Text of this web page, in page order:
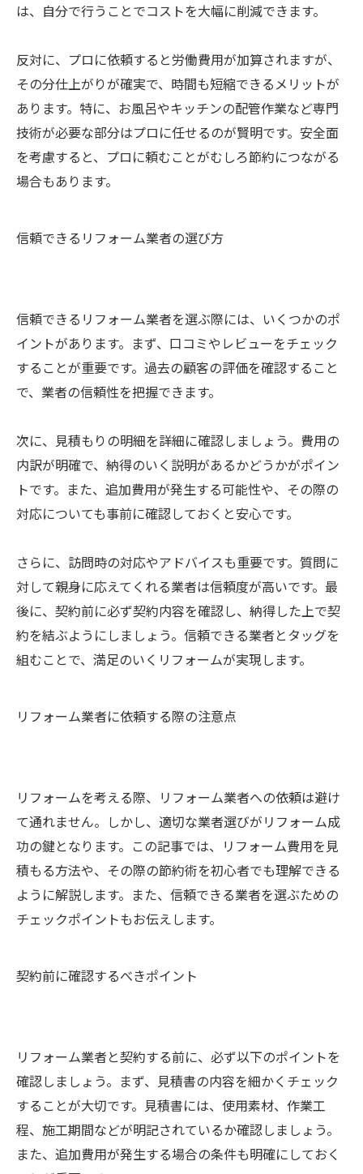
は、自分で行うことでコストを大幅に削減できます。
反対に、プロに依頼すると労働費用が加算されますが、
その分仕上がりが確実で、時間も短縮できるメリットが
あります。特に、お風呂やキッチンの配管作業など専門
技術が必要な部分はプロに任せるのが賢明です。安全面
を考慮すると、プロに頼むことがむしろ節約につながる
場合もあります。
信頼できるリフォーム業者の選び方
信頼できるリフォーム業者を選ぶ際には、いくつかのポ
イントがあります。まず、口コミやレビューをチェック
することが重要です。過去の顧客の評価を確認すること
で、業者の信頼性を把握できます。
次に、見積もりの明細を詳細に確認しましょう。費用の
内訳が明確で、納得のいく説明があるかどうかがポイン
トです。また、追加費用が発生する可能性や、その際の
対応についても事前に確認しておくと安心です。
さらに、訪問時の対応やアドバイスも重要です。質問に
対して親身に応えてくれる業者は信頼度が高いです。最
後に、契約前に必ず契約内容を確認し、納得した上で契
約を結ぶようにしましょう。信頼できる業者とタッグを
組むことで、満足のいくリフォームが実現します。
リフォーム業者に依頼する際の注意点
リフォームを考える際、リフォーム業者への依頼は避け
て通れません。しかし、適切な業者選びがリフォーム成
功の鍵となります。この記事では、リフォーム費用を見
積もる方法や、その際の節約術を初心者でも理解できる
ように解説します。また、信頼できる業者を選ぶための
チェックポイントもお伝えします。
契約前に確認するべきポイント
リフォーム業者と契約する前に、必ず以下のポイントを
確認しましょう。まず、見積書の内容を細かくチェック
することが大切です。見積書には、使用素材、作業工
程、施工期間などが明記されているか確認しましょう。
また、追加費用が発生する場合の条件も明確にしておく